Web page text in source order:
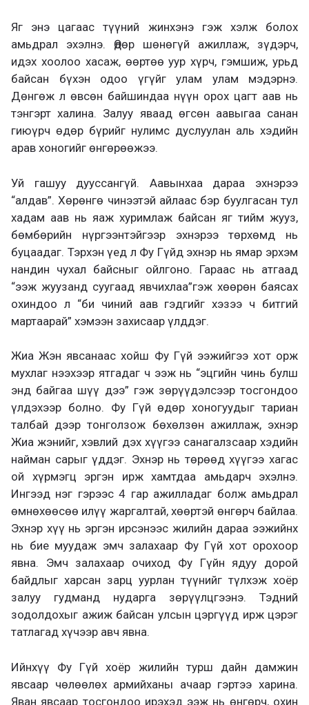
Яг энэ цагаас түүний жинхэнэ гэж хэлж болох
амьдрал эхэлнэ. Өдөр шөнөгүй ажиллаж, зүдэрч,
идэх хоолоо хасаж, өөртөө уур хүрч, гэмшиж, урьд
байсан бүхэн одоо үгүйг улам улам мэдэрнэ.
Дөнгөж л өвсөн байшиндаа нүүн орох цагт аав нь
тэнгэрт халина. Залуу яваад өгсөн аавыгаа санан
гиюүрч өдөр бүрийг нулимс дуслуулан аль хэдийн
арав хоногийг өнгөрөөжээ.
Уй гашуу дууссангүй. Аавынхаа дараа эхнэрээ
“алдав”.Хөрөнгө чинээтэй айлаас бэр буулгасан тул
хадам аав нь яаж хуримлаж байсан яг тийм жууз,
бөмбөрийн нүргээнтэйгээр
эхнэрээтөрхөмд нь
буцаадаг. Тэрхэн үед л Фу Гүйд эхнэр нь ямар эрхэм
нандин чухал байсныг ойлгоно. Гараас нь атгаад
“ээж жуузанд суугаад явчихлаа”гэж хөөрөн баясах
охиндоо л “би чиний аав гэдгийг хэзээ ч битгий
мартаарай” хэмээн захисаар үлддэг.
Жиа Жэн явсанаас хойш Фу Гүй ээжийгээ хот орж
мухлаг нээхээр ятгадаг ч ээж нь “эцгийн чинь булш
энд байгаа шүү дээ” гэж зөрүүдэлсээр тосгондоо
үлдэхээр болно. Фу Гүй өдөр хоногуудыг тариан
талбай дээр тонголзож бөхөлзөн ажиллаж, эхнэр
Жиа жэнийг, хэвлий дэх хүүгээ санагалзсаар хэдийн
найман сарыг үддэг. Эхнэр нь төрөөдхүүгээ хагас
ой хүрмэгц эргэн ирж хамтдаа амьдарч эхэлнэ.
Ингээд нэг гэрээс 4 гар ажилладаг болж амьдрал
өмнөхөөсөө илүү жаргалтай, хөөртэй өнгөрч байлаа.
Эхнэр хүү нь эргэн ирсэнээс жилийн дараа ээжийнх
нь бие муудаж эмч залахаар Фу Гүй хот орохоор
явна. Эмч залахаар очиход Фу Гүйн ядуу дорой
байдлыг харсан зарц уурлан түүнийг түлхэж хоёр
залуу гудманд нударга зөрүүлцгээнэ. Тэдний
зодолдохыг ажиж байсан улсын цэргүүд ирж цэрэг
татлагад хүчээр авч явна.
Ийнхүү Фу Гүй хоёр жилийн турш дайн дамжин
явсаар чөлөөлөх армийханы ачаар гэртээ харина.
Яван явсаар тосгондоо ирэхэд ээж нь өнгөрч, охин